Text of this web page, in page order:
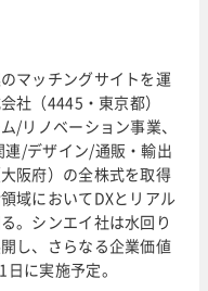
マッチングサイトを運
社（4445・東京都）
/リノベーション事業、
連/デザイン/通販・輸出
阪府）の全株式を取得
域においてDXとリアル
。シンエイ社は水回り
し、さらなる企業価値
に実施予定。